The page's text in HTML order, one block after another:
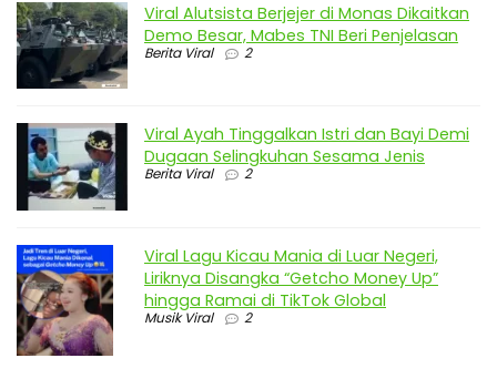
Viral Alutsista Berjejer di Monas Dikaitkan
Demo Besar, Mabes TNI Beri Penjelasan
Berita Viral 2
Viral Ayah Tinggalkan Istri dan Bayi Demi
Dugaan Selingkuhan Sesama Jenis
Berita Viral 2
Viral Lagu Kicau Mania di Luar Negeri,
Liriknya Disangka “Getcho Money Up”
hingga Ramai di TikTok Global
Musik Viral 2